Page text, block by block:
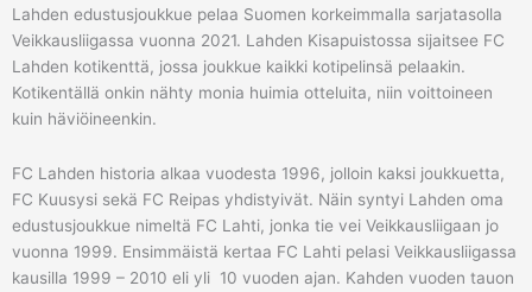
Lahden edustusjoukkue pelaa Suomen korkeimmalla sarjatasolla
Veikkausliigassa vuonna 2021. Lahden Kisapuistossa sijaitsee FC
Lahden kotikenttä, jossa joukkue kaikki kotipelinsä pelaakin.
Kotikentällä onkin nähty monia huimia otteluita, niin voittoineen
kuin häviöineenkin.
FC Lahden historia alkaa vuodesta 1996, jolloin kaksi joukkuetta,
FC Kuusysi sekä FC Reipas yhdistyivät. Näin syntyi Lahden oma
edustusjoukkue nimeltä FC Lahti, jonka tie vei Veikkausliigaan jo
vuonna 1999. Ensimmäistä kertaa FC Lahti pelasi Veikkausliigassa
kausilla 1999 – 2010 eli yli 10 vuoden ajan. Kahden vuoden tauon